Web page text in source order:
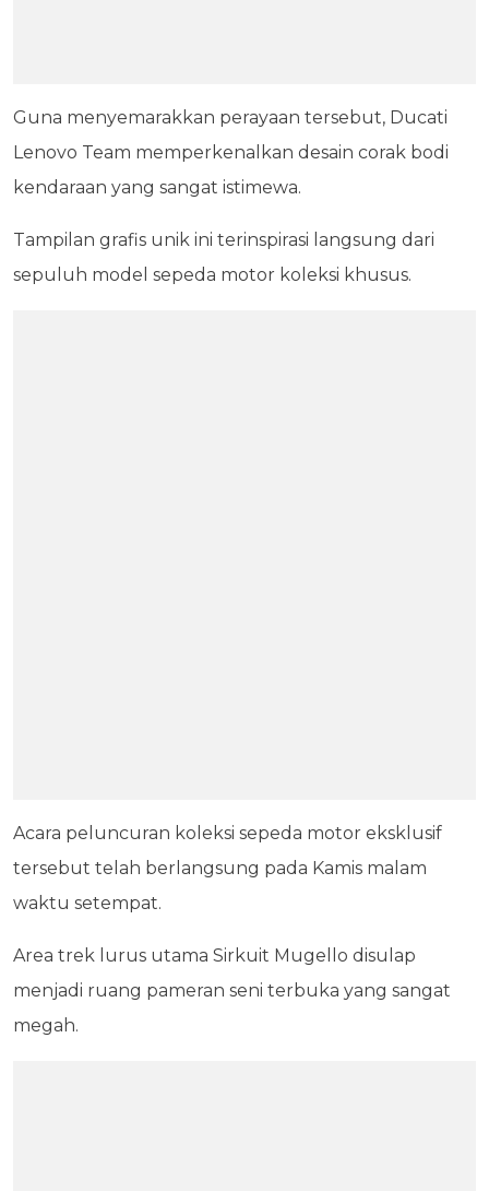
Guna menyemarakkan perayaan tersebut, Ducati
Lenovo Team memperkenalkan desain corak bodi
kendaraan yang sangat istimewa.
Tampilan grafis unik ini terinspirasi langsung dari
sepuluh model sepeda motor koleksi khusus.
Acara peluncuran koleksi sepeda motor eksklusif
tersebut telah berlangsung pada Kamis malam
waktu setempat.
Area trek lurus utama Sirkuit Mugello disulap
menjadi ruang pameran seni terbuka yang sangat
megah.